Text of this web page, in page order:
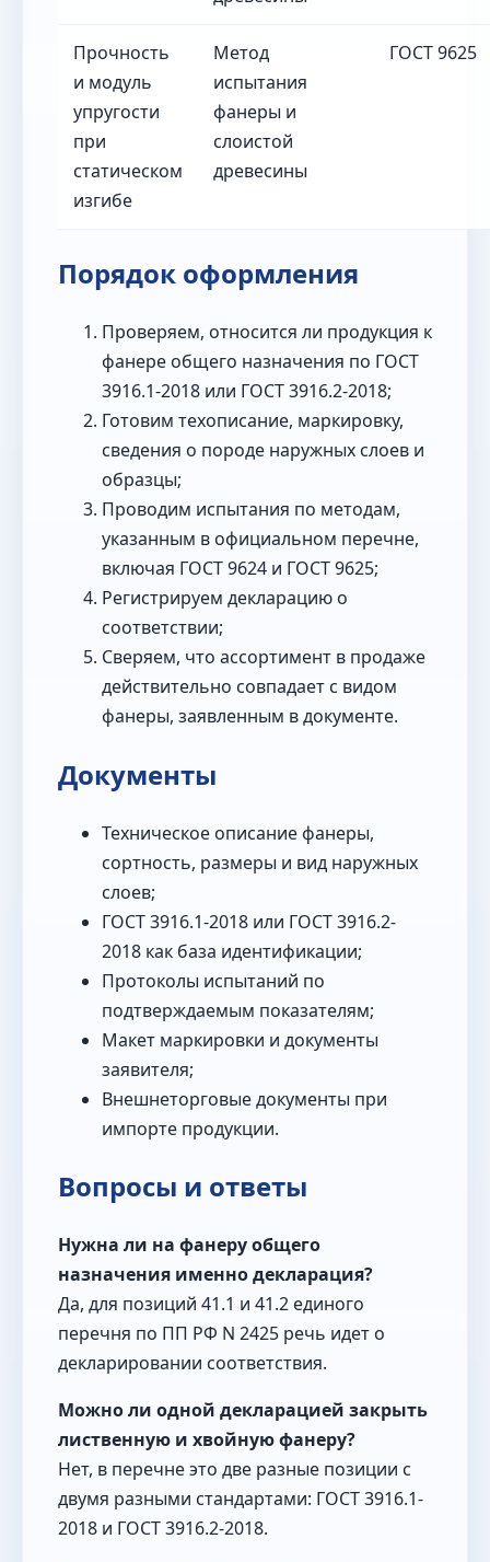
Прочность
и модуль
упругости
при
статическом
изгибе
Метод
испытания
фанеры и
слоистой
древесины
ГОСТ 9625
Порядок оформления
Проверяем, относится ли продукция к
фанере общего назначения по ГОСТ
3916.1-2018 или ГОСТ 3916.2-2018;
Готовим техописание, маркировку,
сведения о породе наружных слоев и
образцы;
Проводим испытания по методам,
указанным в официальном перечне,
включая ГОСТ 9624 и ГОСТ 9625;
Регистрируем декларацию о
соответствии;
Сверяем, что ассортимент в продаже
действительно совпадает с видом
фанеры, заявленным в документе.
Документы
Техническое описание фанеры,
сортность, размеры и вид наружных
слоев;
ГОСТ 3916.1-2018 или ГОСТ 3916.2-
2018 как база идентификации;
Протоколы испытаний по
подтверждаемым показателям;
Макет маркировки и документы
заявителя;
Внешнеторговые документы при
импорте продукции.
Вопросы и ответы
Нужна ли на фанеру общего
назначения именно декларация?
Да, для позиций 41.1 и 41.2 единого
перечня по ПП РФ N 2425 речь идет о
декларировании соответствия.
Можно ли одной декларацией закрыть
лиственную и хвойную фанеру?
Нет, в перечне это две разные позиции с
двумя разными стандартами: ГОСТ 3916.1-
2018 и ГОСТ 3916.2-2018.